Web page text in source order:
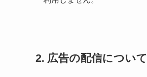
2. 広告の配信について